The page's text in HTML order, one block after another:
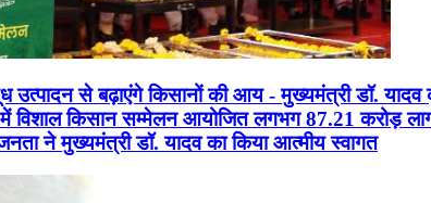
उत्पादन से बढ़ाएंगे किसानों की आय - मुख्यमंत्री डॉ.
किसान सम्मेलन आयोजित लगभग 87.21 करोड़
ने मुख्यमंत्री डॉ. यादव का किया आत्मीय स्वागत